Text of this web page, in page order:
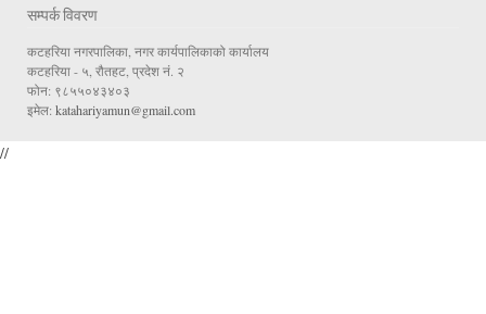
सम्पर्क विवरण
कटहरिया नगरपालिका, नगर कार्यपालिकाको कार्यालय
कटहरिया - ५, रौतहट, प्रदेश नं. २
फोन: ९८५५०४३४०३
इमेल: katahariyamun@gmail.com
//